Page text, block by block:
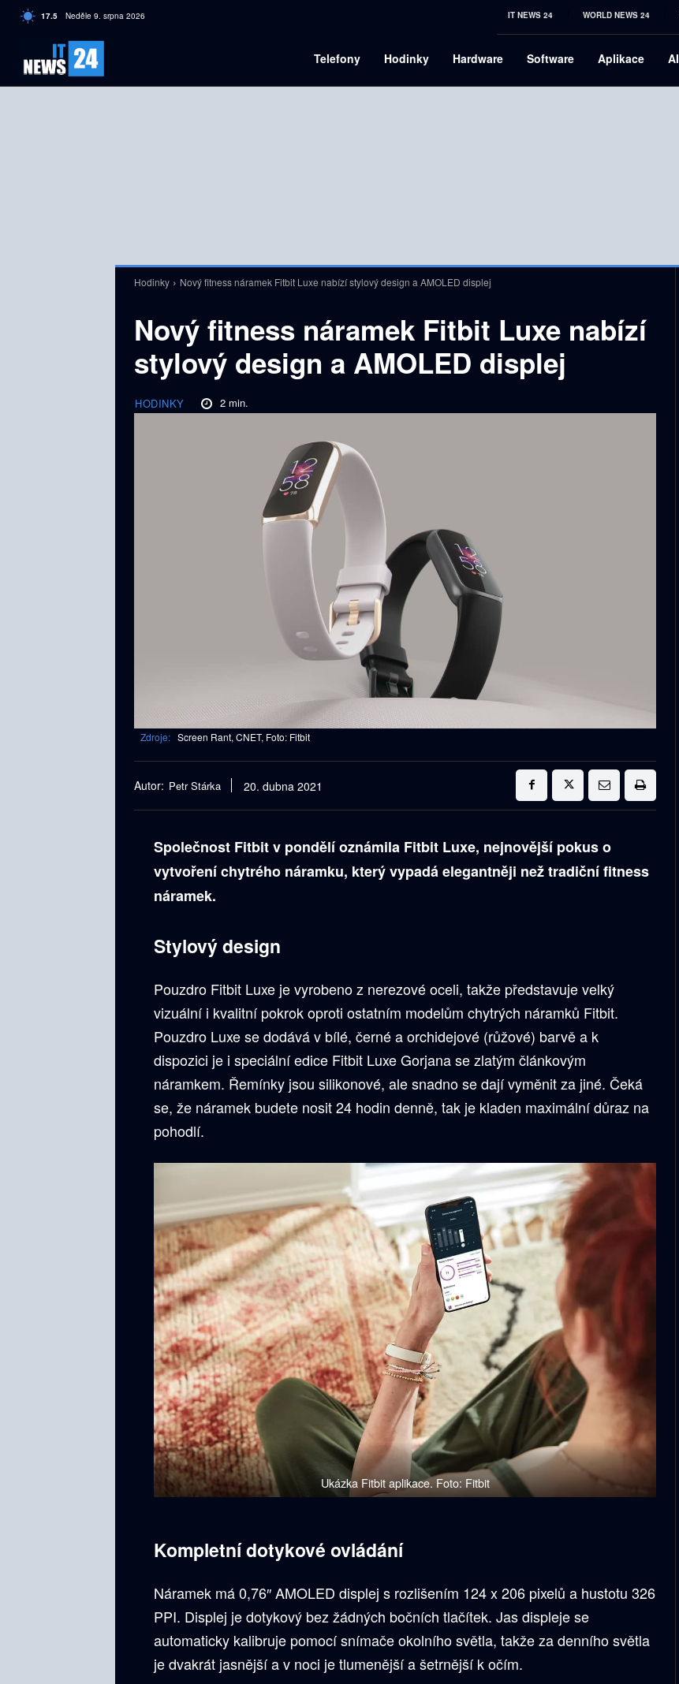
17.5 C Czech
Neděle 9. srpna 2026 IT NEWS 24 WORLD NEWS 24
Telefony Hodinky Hardware Software Aplikace AI
Hodinky Nový fitness náramek Fitbit Luxe nabízí stylový design a AMOLED displej
Nový fitness náramek Fitbit Luxe nabízí
stylový design a AMOLED displej
HODINKY 2min.
Zdroje: Screen Rant, CNET, Foto: Fitbit
Autor: Petr Stárka 20. dubna 2021
Společnost Fitbit v pondělí oznámila Fitbit Luxe, nejnovější pokus o
vytvoření chytrého náramku, který vypadá elegantněji než tradiční fitness
náramek.
Stylový design
Pouzdro Fitbit Luxe je vyrobeno z nerezové oceli, takže představuje velký
vizuální i kvalitní pokrok oproti ostatním modelům chytrých náramků Fitbit.
Pouzdro Luxe se dodává v bílé, černé a orchidejové (růžové) barvě a k
dispozici je i speciální edice Fitbit Luxe Gorjana se zlatým článkovým
náramkem. Řemínky jsou silikonové, ale snadno se dají vyměnit za jiné. Čeká
se, že náramek budete nosit 24 hodin denně, tak je kladen maximální důraz na
pohodlí.
Ukázka Fitbit aplikace. Foto: Fitbit
Kompletní dotykové ovládání
Náramek má 0,76″ AMOLED displej s rozlišením 124 x 206 pixelů a hustotu 326
PPI. Displej je dotykový bez žádných bočních tlačítek. Jas displeje se
automaticky kalibruje pomocí snímače okolního světla, takže za denního světla
je dvakrát jasnější a v noci je tlumenější a šetrnější k očím.